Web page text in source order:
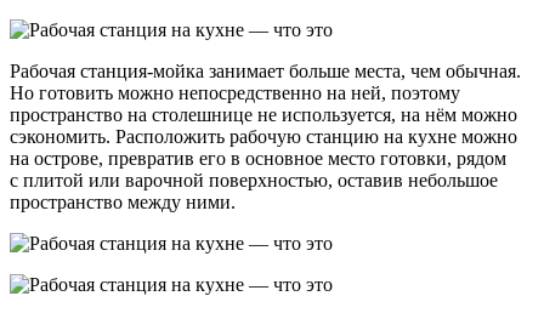
Рабочая станция-мойка занимает больше места, чем обычная.
Но готовить можно непосредственно на ней, поэтому
пространство на столешнице не используется, на нём можно
сэкономить. Расположить рабочую станцию на кухне можно
на острове, превратив его в основное место готовки, рядом
с плитой или варочной поверхностью, оставив небольшое
пространство между ними.